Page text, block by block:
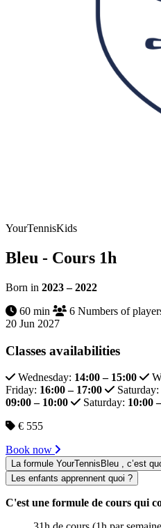
YourTennisKids
Bleu - Cours 1h
Born in 2023 – 2022
60 min
6 Numbers of
20 Jun 2027
Classes availabilities
Wednesday: 14:00 – 15:00
Friday: 16:00 – 17:00 Saturday:
09:00 – 10:00
Saturday: 10:00
€ 555
Book now
La formule YourTennisBleu , c’est
Les enfants apprennent quoi ?
C'est une formule de cours qui